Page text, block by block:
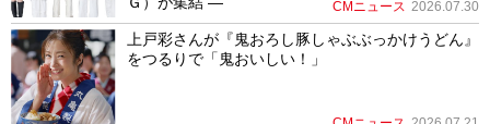
CMニュース 2026.07.30
上戸彩さんが『鬼おろし豚しゃぶぶっかけうどん』
をつるりで「鬼おいしい！」